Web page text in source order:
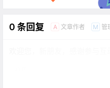
0 条回复 A 文章作者 M 管